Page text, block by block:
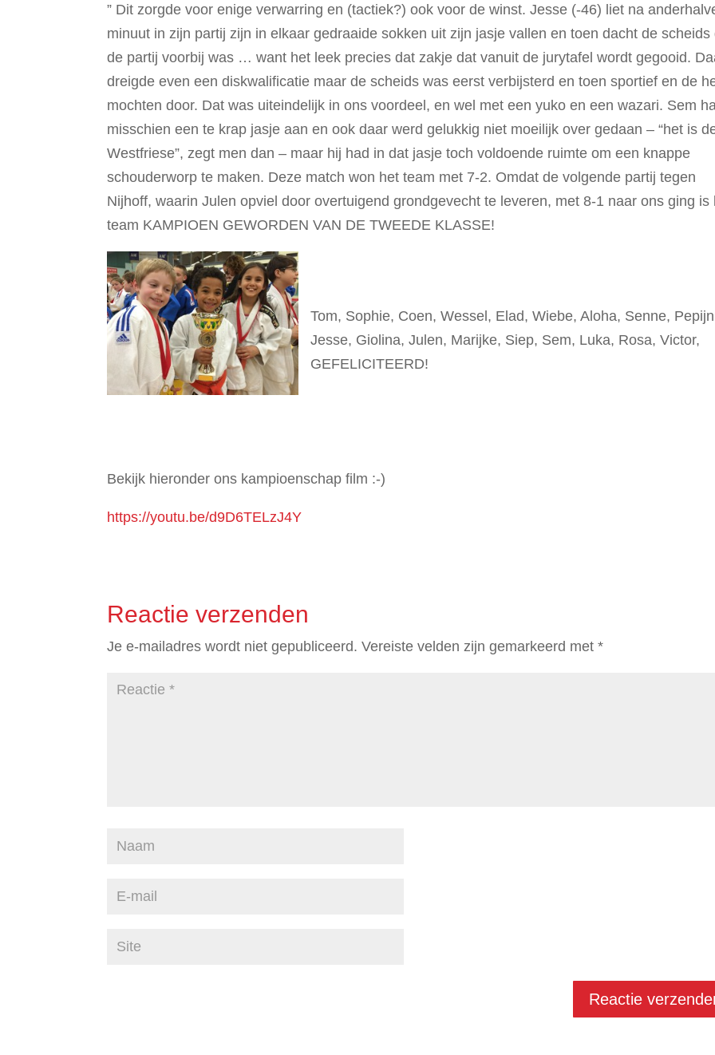
” Dit zorgde voor enige verwarring en (tactiek?) ook voor de winst. Jesse (-46) liet na
minuut in zijn partij zijn in elkaar gedraaide sokken uit zijn jasje vallen en toen dacht de scheids
de partij voorbij was … want het leek precies dat zakje dat vanuit de jurytafel wordt gegooid.
dreigde even een diskwalificatie maar de scheids was eerst verbijsterd en toen sportief en de
mochten door. Dat was uiteindelijk in ons voordeel, en wel met een yuko en een wazari. Sem
misschien een te krap jasje aan en ook daar werd gelukkig niet moeilijk over gedaan – “het is
Westfriese”, zegt men dan – maar hij had in dat jasje toch voldoende ruimte om een knappe
schouderworp te maken. Deze match won het team met 7-2. Omdat de volgende partij tegen
Nijhoff, waarin Julen opviel door overtuigend grondgevecht te leveren, met 8-1 naar ons ging is
team KAMPIOEN GEWORDEN VAN DE TWEEDE KLASSE!
Tom, Sophie, Coen, Wessel, Elad, Wiebe, Aloha, Senne,
Jesse, Giolina, Julen, Marijke, Siep, Sem, Luka, Rosa, Victor,
GEFELICITEERD!
Bekijk hieronder ons kampioenschap film :-)
https://youtu.be/d9D6TELzJ4Y
Reactie verzenden
Je e-mailadres wordt niet gepubliceerd. Vereiste velden zijn gemarkeerd met*